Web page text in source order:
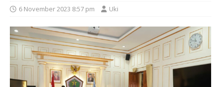
6 November 2023 8:57 pm Uki